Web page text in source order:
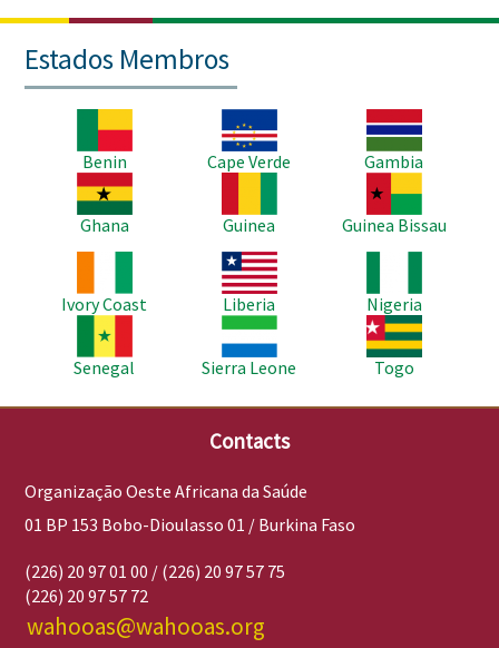
Estados Membros
Benin
Imagem
Cape Verde
Imagem
Gambia
Imagem
Ghana
Guinea
Imagem
Guinea Bissau
Ivory Coast
Imagem
Liberia
Nigeria
Imagem
Senegal
Imagem
Sierra Leone
Imagem
Togo
Contacts
Organização Oeste Africana da Saúde
01 BP 153 Bobo-Dioulasso 01 / Burkina Faso
(226) 20 97 01 00 / (226) 20 97 57 75
(226) 20 97 57 72
wahooas@wahooas.org